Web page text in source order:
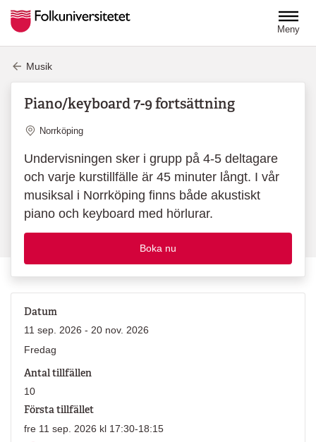
Meny
Musik
Piano/keyboard 7-9 fortsättning
Plats
Norrköping
Undervisningen sker i grupp på 4-5 deltagare
och varje kurstillfälle är 45 minuter långt. I vår
musiksal i Norrköping finns både akustiskt
piano och keyboard med hörlurar.
Boka nu
Datum
11 sep. 2026 - 20 nov. 2026
Fredag
Antal tillfällen
10
Första tillfället
fre 11 sep. 2026 kl 17:30-18:15